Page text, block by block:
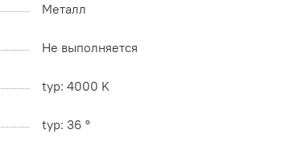
Металл
Не выполняется
typ: 4000 K
typ: 36 °